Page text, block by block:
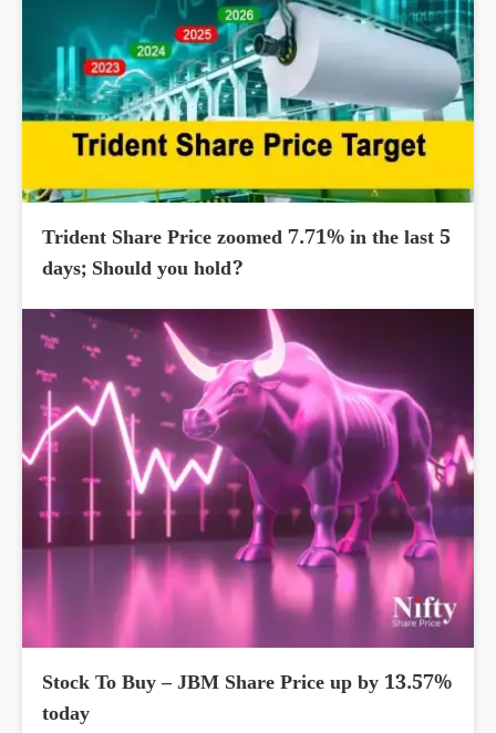
Trident Share Price zoomed 7.71% in the last 5
days; Should you hold?
Stock To Buy – JBM Share Price up by 13.57%
today